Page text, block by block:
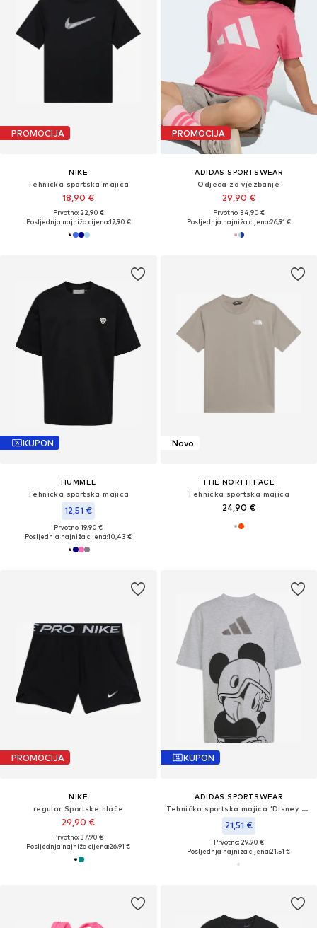
PROMOCIJA
NIKE
Tehnička sportska majica
18,90 €
Prvotno: 22,90 €
Posljednja najniža cijena:17,90 €
PROMOCIJA
ADIDAS SPORTSWEAR
Odjeća za vježbanje
29,90 €
Prvotno: 34,90 €
Posljednja najniža cijena:26,91 €
KUPON
HUMMEL
Tehnička sportska majica
12,51 €
Prvotno: 19,90 €
Posljednja najniža cijena:10,43 €
Novo
THE NORTH FACE
Tehnička sportska majica
24,90 €
PROMOCIJA
NIKE
regular Sportske hlače
29,90 €
Prvotno: 37,90 €
Posljednja najniža cijena:26,91 €
KUPON
ADIDAS SPORTSWEAR
Tehnička sportska majica 'Disney Micky Maus'
21,51 €
Prvotno: 29,90 €
Posljednja najniža cijena:21,51 €